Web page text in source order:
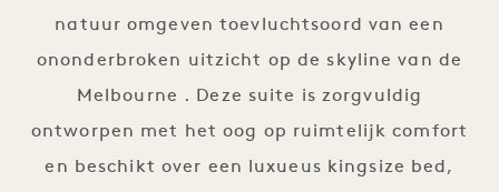
natuur omgeven toevluchtsoord van een
ononderbroken uitzicht op de skyline van de
Melbourne . Deze suite is zorgvuldig
ontworpen met het oog op ruimtelijk comfort
en beschikt over een luxueus kingsize bed,